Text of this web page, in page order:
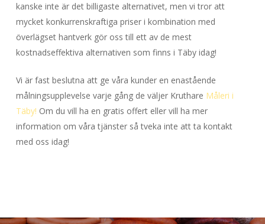
kanske inte är det billigaste alternativet, men vi tror att
mycket konkurrenskraftiga priser i kombination med
överlägset hantverk gör oss till ett av de mest
kostnadseffektiva alternativen som finns i Täby idag!
Vi är fast beslutna att ge våra kunder en enastående
målningsupplevelse varje gång de väljer Kruthare Måleri i
Täby! Om du vill ha en gratis offert eller vill ha mer
information om våra tjänster så tveka inte att ta kontakt
med oss idag!